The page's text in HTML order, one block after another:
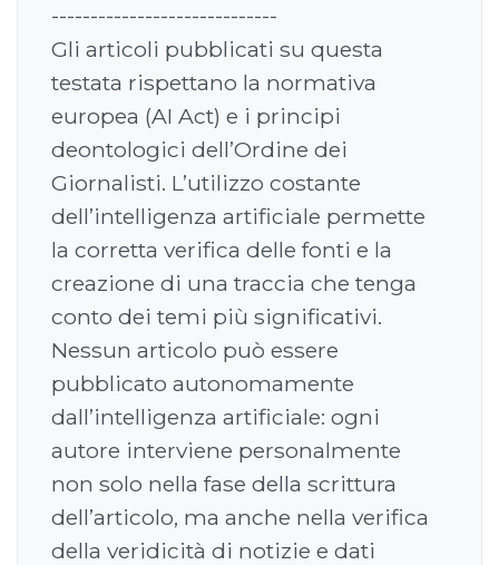
-----------------------------
Gli articoli pubblicati su questa
testata rispettano la normativa
europea (AI Act) e i principi
deontologici dell’Ordine dei
Giornalisti. L’utilizzo costante
dell’intelligenza artificiale permette
la corretta verifica delle fonti e la
creazione di una traccia che tenga
conto dei temi più significativi.
Nessun articolo può essere
pubblicato autonomamente
dall’intelligenza artificiale: ogni
autore interviene personalmente
non solo nella fase della scrittura
dell’articolo, ma anche nella verifica
della veridicità di notizie e dati